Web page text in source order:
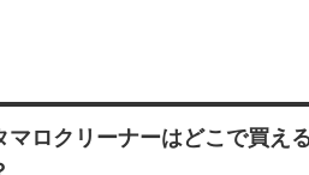
マロクリーナーはどこで買え